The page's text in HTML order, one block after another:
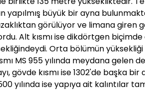
yapılmış büyük bir ayna
görülüyor ve limana giren
Alt kısmı ise dikdörtgen biçimde
Orta bölümün
MS 955 yılında meydana gelen
gövde kısmı ise 1302'de başka
yılında ise yapıya ait kalıntılar